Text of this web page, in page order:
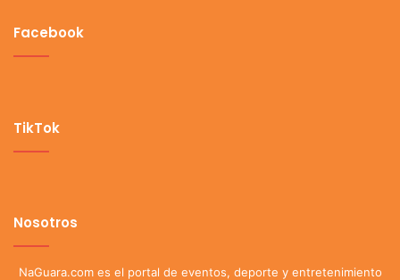
Facebook
TikTok
Nosotros
NaGuara.com es el portal de eventos, deporte y entretenimiento